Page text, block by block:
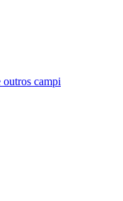
outros campi